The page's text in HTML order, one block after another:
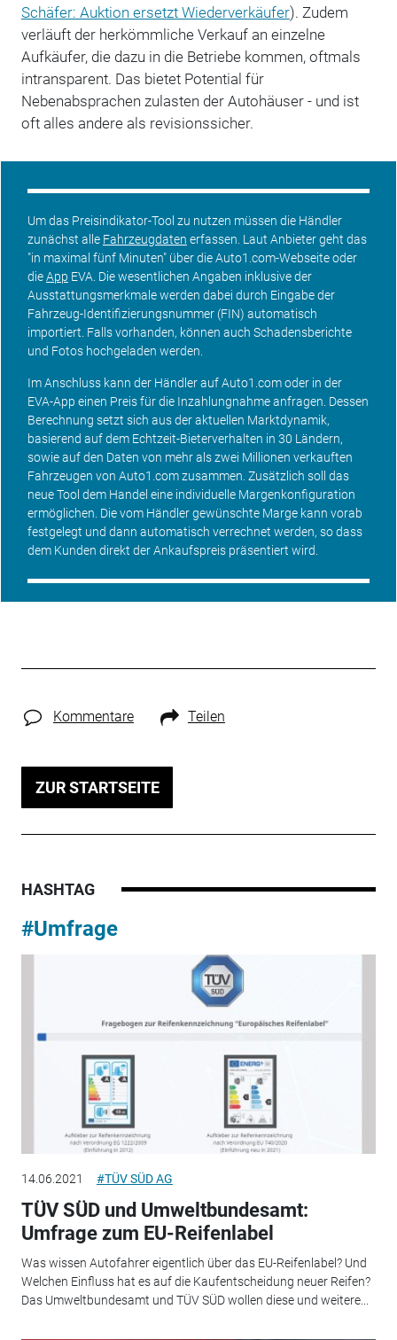
Schäfer: Auktion ersetzt Wiederverkäufer). Zudem
verläuft der herkömmliche Verkauf an einzelne
Aufkäufer, die dazu in die Betriebe kommen, oftmals
intransparent. Das bietet Potential für
Nebenabsprachen zulasten der Autohäuser - und ist
oft alles andere als revisionssicher.
Um das Preisindikator-Tool zu nutzen müssen die Händler
zunächst alle Fahrzeugdaten erfassen. Laut Anbieter geht das
"in maximal fünf Minuten" über die Auto1.com-Webseite oder
dieApp EVA. Die wesentlichen Angaben inklusive der
Ausstattungsmerkmale werden dabei durch Eingabe der
Fahrzeug-Identifizierungsnummer (FIN) automatisch
importiert. Falls vorhanden, können auch Schadensberichte
und Fotos hochgeladen werden.
Im Anschluss kann der Händler auf Auto1.com oder in der
EVA-App einen Preis für die Inzahlungnahme anfragen. Dessen
Berechnung setzt sich aus der aktuellen Marktdynamik,
basierend auf dem Echtzeit-Bieterverhalten in 30 Ländern,
sowie auf den Daten von mehr als zwei Millionen verkauften
Fahrzeugen von Auto1.com zusammen. Zusätzlich soll das
neue Tool dem Handel eine individuelle Margenkonfiguration
ermöglichen. Die vom Händler gewünschte Marge kann vorab
festgelegt und dann automatisch verrechnet werden, so dass
dem Kunden direkt der Ankaufspreis präsentiert wird.
Kommentare Teilen
ZUR STARTSEITE
HASHTAG
#Umfrage
14.06.2021 #TÜV SÜD AG
TÜV SÜD und Umweltbundesamt:
Umfrage zum EU-Reifenlabel
Was wissen Autofahrer eigentlich über das EU-Reifenlabel? Und
Welchen Einfluss hat es auf die Kaufentscheidung neuer Reifen?
Das Umweltbundesamt und TÜV SÜD wollen diese und weitere...